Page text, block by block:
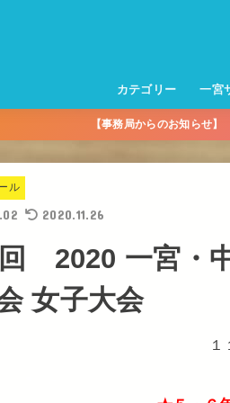
カテゴリー
一宮サッカースクー
トレーニングセンタ
一宮FA
一宮FC
一宮ＦＣレディース
一宮サッカースクー
中学生練習
一宮ＦＣＪＹ【中学
一宮ＦＣＪYレディー
女子】
幼児トレセン【年長
少】
パパさんママさん
親子の部
社会人の部
コルボス 【シニア】
フットサル
コルボスリーグ
グレイセス
一宮
【事務局からのお知らせ
ル
2020.11.26
2020 一宮・
女子大会
１